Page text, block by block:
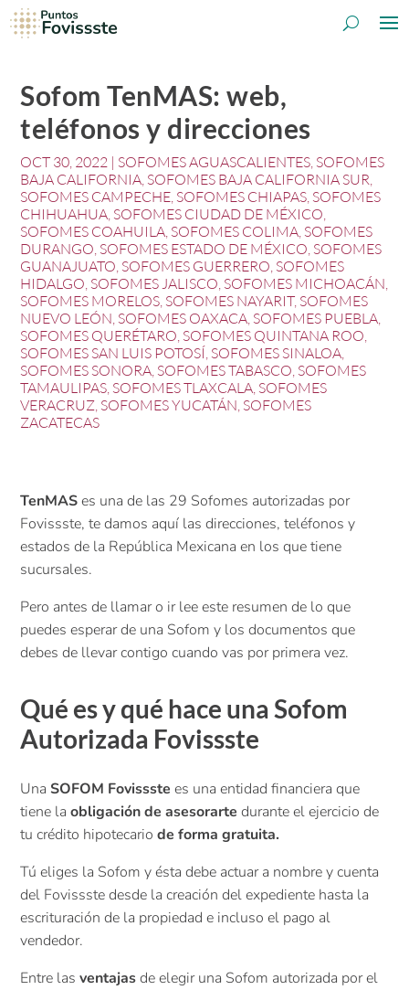
Sofom TenMAS: web,
teléfonos y direcciones
OCT 30, 2022 | SOFOMES AGUASCALIENTES, SOFOMES
BAJA CALIFORNIA, SOFOMES BAJA CALIFORNIA SUR,
SOFOMES CAMPECHE, SOFOMES CHIAPAS, SOFOMES
CHIHUAHUA, SOFOMES CIUDAD DE MÉXICO,
SOFOMES COAHUILA, SOFOMES COLIMA, SOFOMES
DURANGO, SOFOMES ESTADO DE MÉXICO, SOFOMES
GUANAJUATO, SOFOMES GUERRERO, SOFOMES
HIDALGO, SOFOMES JALISCO, SOFOMES MICHOACÁN,
SOFOMES MORELOS, SOFOMES NAYARIT, SOFOMES
NUEVO LEÓN, SOFOMES OAXACA, SOFOMES PUEBLA,
SOFOMES QUERÉTARO, SOFOMES QUINTANA ROO,
SOFOMES SAN LUIS POTOSÍ, SOFOMES SINALOA,
SOFOMES SONORA, SOFOMES TABASCO, SOFOMES
TAMAULIPAS, SOFOMES TLAXCALA, SOFOMES
VERACRUZ, SOFOMES YUCATÁN, SOFOMES
ZACATECAS
TenMASes una de las 29 Sofomes autorizadas por
Fovissste, te damos aquí las direcciones, teléfonos y
estados de la República Mexicana en los que tiene
sucursales.
Pero antes de llamar o ir lee este resumen de lo que
puedes esperar de una Sofom y los documentos que
debes de llevar contigo cuando vas por primera vez.
Qué es y qué hace una Sofom
Autorizada Fovissste
UnaSOFOM Fovissste es una entidad financiera que
tiene laobligación de asesorarte durante el ejercicio de
tu crédito hipotecariode forma gratuita.
Tú eliges la Sofom y ésta debe actuar a nombre y cuenta
del Fovissste desde la creación del expediente hasta la
escrituración de la propiedad e incluso el pago al
vendedor.
Entre lasventajasde elegir una Sofom autorizada por el